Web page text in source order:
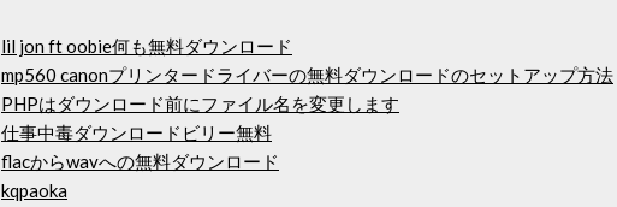
lil jon ft oobie何も無料ダウンロード
mp560 canonプリンタードライバーの無料ダウンロードのセットアップ方法
PHPはダウンロード前にファイル名を変更します
仕事中毒ダウンロードビリー無料
flacからwavへの無料ダウンロード
kqpaoka